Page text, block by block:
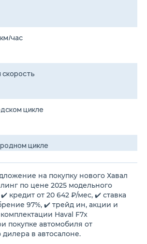
час
скорость
цикле
цикле
цикле
бака
на покупку нового Хавал
по цене 2025 модельного
кредит от 20 642 ₽/мес, ✔️ ставка
97%, ✔️ трейд ин, акции и
Haval F7x
покупке автомобиля от
в автосалоне.